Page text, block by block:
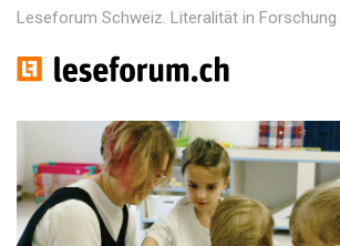
Leseforum Schweiz. Literalität in Forschung